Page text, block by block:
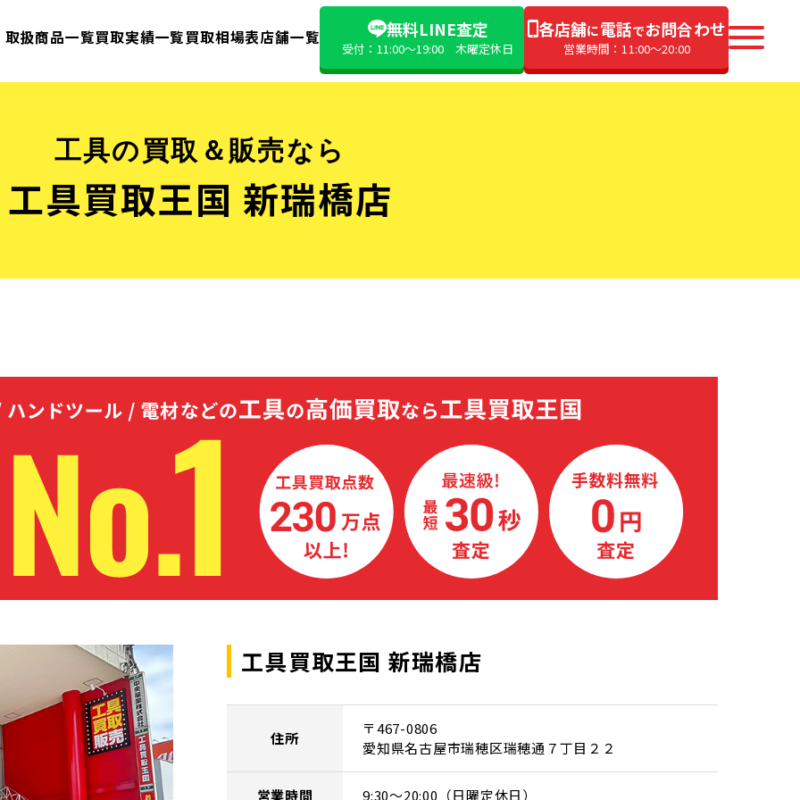
取扱商品一覧買取実績一覧買取相場表店舗一覧 無料LINE査定
受付：11:00〜19:00 木曜定休日
各店舗に電話でお問合わせ
営業時間：11:00〜20:00
工具の買取＆販売なら
工具買取王国 新瑞橋店
工具買取王国 新瑞橋店
住所
〒467-0806
愛知県名古屋市瑞穂区瑞穂通７丁目２２
営業時間 9:30～20:00（日曜定休日）